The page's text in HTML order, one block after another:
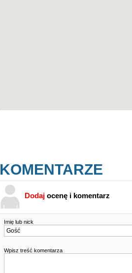
KOMENTARZE
Dodaj ocenę i komentarz
Imię lub nick
Wpisz treść komentarza